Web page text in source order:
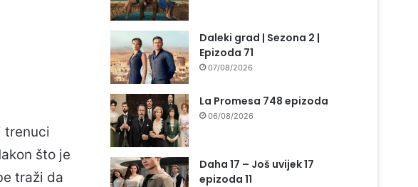
trenuci
što je
traži da
Daleki grad | Sezona 2 |
Epizoda 71
07/08/2026
La Promesa 748 epizoda
06/08/2026
Daha 17 – Još uvijek 17
epizoda 11